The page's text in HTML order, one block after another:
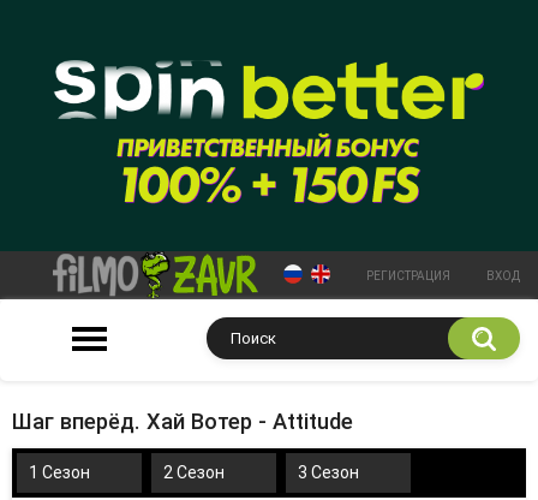
РЕГИСТРАЦИЯ ВХОД
Шаг вперёд. Хай Вотер - Attitude
1 Сезон 2 Сезон 3 Сезон